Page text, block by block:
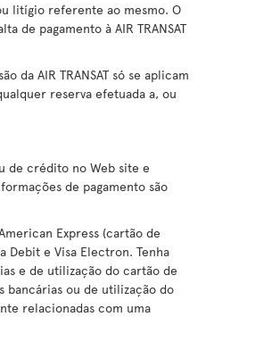
litígio referente ao mesmo. O
de pagamento à AIR TRANSAT
da AIR TRANSAT só se aplicam
reserva efetuada a, ou
de crédito no Web site e
de pagamento são
Express (cartão de
e Visa Electron. Tenha
e de utilização do cartão de
bancárias ou de utilização do
relacionadas com uma